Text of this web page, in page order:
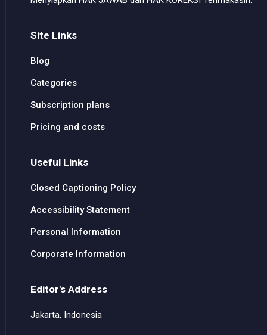
Site Links
Blog
Categories
Subscription plans
Pricing and costs
Useful Links
Closed Captioning Policy
Accessibility Statement
Personal Information
Corporate Information
Editor's Address
Jakarta, Indonesia